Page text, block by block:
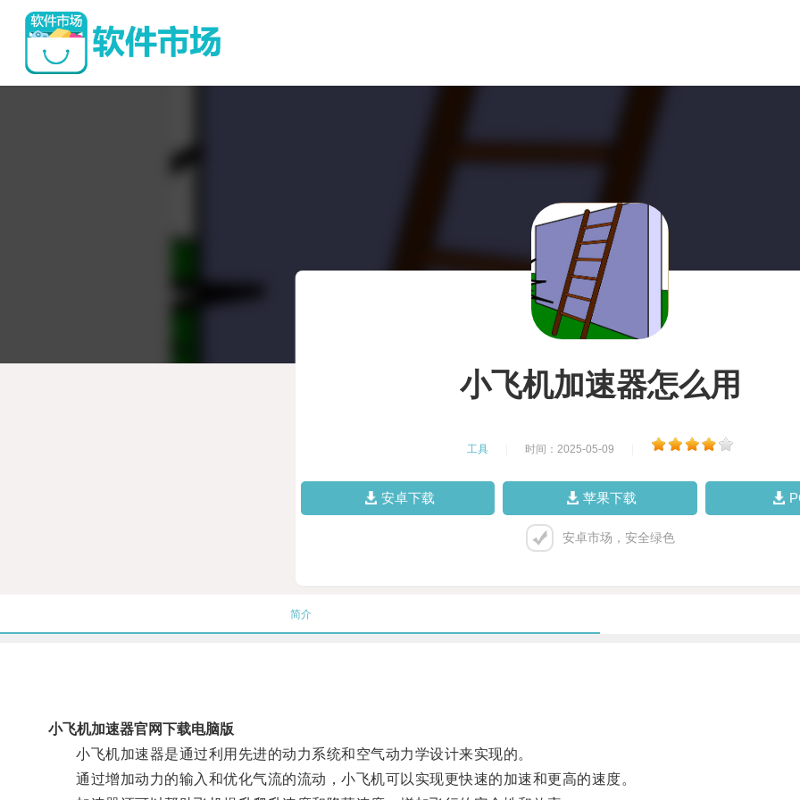
小飞机加速器怎么用
工具 时间：2025-05-09
安卓下载 苹果下载
安卓市场，安全绿色
简介
小飞机加速器官网下载电脑版
小飞机加速器是通过利用先进的动力系统和空气动力学设计来实现的。
通过增加动力的输入和优化气流的流动，小飞机可以实现更快速的加速和更高的速度。